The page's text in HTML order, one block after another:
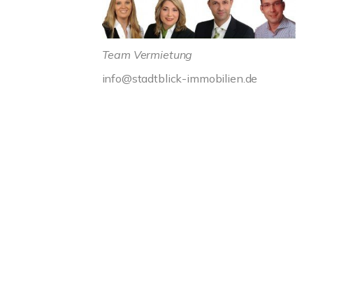
Team Vermietung
info@stadtblick-immobilien.de